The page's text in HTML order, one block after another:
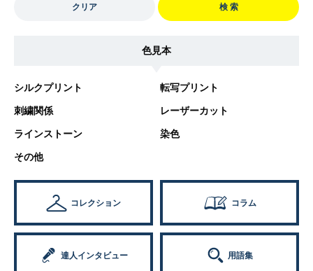
クリア 検 索
色見本
シルクプリント 転写プリント
刺繍関係 レーザーカット
ラインストーン 染色
その他
コレクション コラム
達人インタビュー 用語集